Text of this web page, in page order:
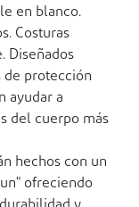
en blanco.
Costuras
Diseñados
de protección
ayudar a
del cuerpo más
hechos con un
ofreciendo